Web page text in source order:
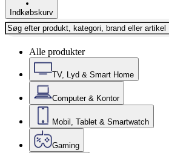
Indkøbskurv
Alle produkter
TV, Lyd & Smart Home
Computer & Kontor
Mobil, Tablet & Smartwatch
Gaming